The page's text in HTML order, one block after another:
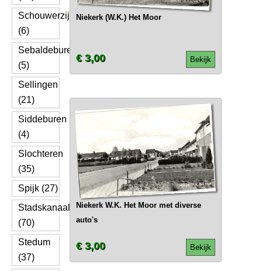
Schouwerzijl
(6)
Sebaldeburen
(5)
Sellingen
(21)
Siddeburen
(4)
Slochteren
(35)
Spijk (27)
Stadskanaal
(70)
Stedum
(37)
Niekerk (W.K.) Het Moor
Bekijk
€ 3,00
Niekerk W.K. Het Moor met diverse
auto's
Bekijk
€ 3,00